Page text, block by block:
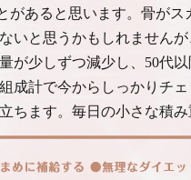
があると思います。骨が
いと思うかもしれません
が少しずつ減少し、50代
成計で今からしっかりチ
ちます。毎日の小さな積み